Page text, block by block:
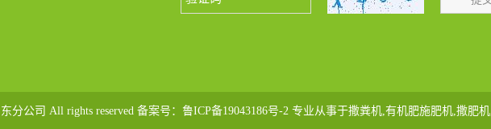
公司 All rights reserved 备案号： 鲁ICP备19043186号-2 专业从事于撒粪机 有机肥施肥机 撒肥机